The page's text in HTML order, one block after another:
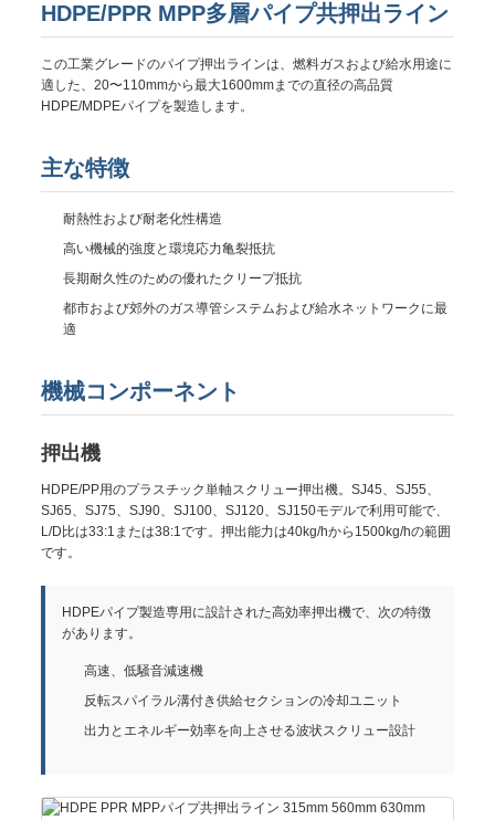
HDPE/PPR MPP多層パイプ共押出ライン
この工業グレードのパイプ押出ラインは、燃料ガスおよび給水用途に
適した、20〜110mmから最大1600mmまでの直径の高品質
HDPE/MDPEパイプを製造します。
主な特徴
耐熱性および耐老化性構造
高い機械的強度と環境応力亀裂抵抗
長期耐久性のための優れたクリープ抵抗
都市および郊外のガス導管システムおよび給水ネットワークに最
適
機械コンポーネント
押出機
HDPE/PP用のプラスチック単軸スクリュー押出機。SJ45、SJ55、
SJ65、SJ75、SJ90、SJ100、SJ120、SJ150モデルで利用可能で、
L/D比は33:1または38:1です。押出能力は40kg/hから1500kg/hの範囲
です。
HDPEパイプ製造専用に設計された高効率押出機で、次の特徴
があります。
高速、低騒音減速機
反転スパイラル溝付き供給セクションの冷却ユニット
出力とエネルギー効率を向上させる波状スクリュー設計